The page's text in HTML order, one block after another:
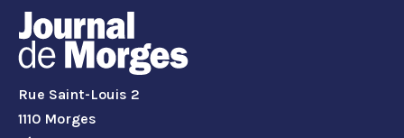
Rue Saint-Louis 2
1110 Morges